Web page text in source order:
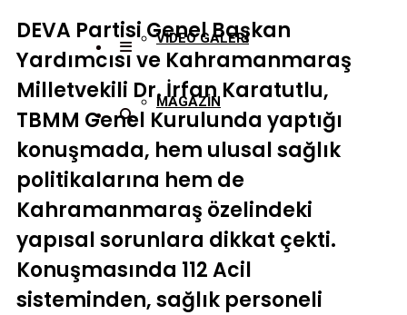
VİDEO GALERİ
MAGAZİN
DEVA Partisi Genel Başkan
Yardımcısı ve Kahramanmaraş
Milletvekili Dr. İrfan Karatutlu,
TBMM Genel Kurulunda yaptığı
konuşmada, hem ulusal sağlık
politikalarına hem de
Kahramanmaraş özelindeki
yapısal sorunlara dikkat çekti.
Konuşmasında 112 Acil
sisteminden, sağlık personeli